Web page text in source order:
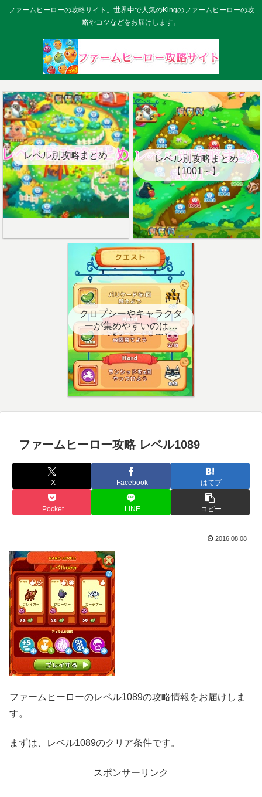
ファームヒーローの攻略サイト。世界中で人気のKingのファームヒーローの攻
略やコツなどをお届けします。
レベル別攻略まとめ
レベル別攻略まとめ
【1001～】
クロプシーやキャラクタ
ーが集めやすいのはど
こ？【クエスト用】
ファームヒーロー攻略 レベル1089
X Facebook はてブ
Pocket LINE コピー
2016.08.08
ファームヒーローのレベル1089の攻略情報をお届けしま
す。
まずは、レベル1089のクリア条件です。
スポンサーリンク